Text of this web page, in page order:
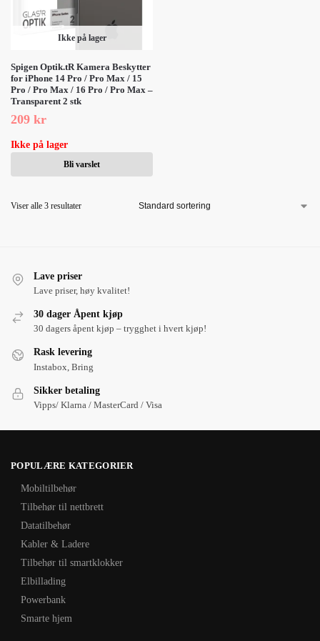
Ikke på lager
Spigen Optik.tR Kamera Beskytter
for iPhone 14 Pro / Pro Max / 15
Pro / Pro Max / 16 Pro / Pro Max –
Transparent 2 stk
209 kr
Ikke på lager
Bli varslet
Viser alle 3 resultater
Lave priser
Lave priser, høy kvalitet!
30 dager Åpent kjøp
30 dagers åpent kjøp – trygghet i hvert kjøp!
Rask levering
Instabox, Bring
Sikker betaling
Vipps/ Klarna / MasterCard / Visa
POPULÆRE KATEGORIER
Mobiltilbehør
Tilbehør til nettbrett
Datatilbehør
Kabler & Ladere
Tilbehør til smartklokker
Elbillading
Powerbank
Smarte hjem